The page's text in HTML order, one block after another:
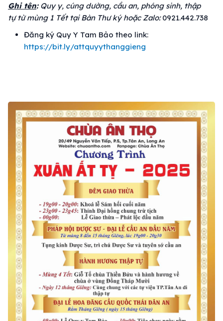
Ghi tên:Quy y, cúng dường, cầu an, phóng sinh, thập
tựtừ mùng 1 Tết tại Bàn Thư ký hoặc Zalo:0921.442.738
Đăng ký Quy Y Tam Bảo theo link:
https://bit.ly/attquyythanggieng